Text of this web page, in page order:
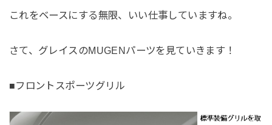
これをベースにする無限、いい仕事していますね。
さて、グレイスのMUGENパーツを見ていきます！
■フロントスポーツグリル